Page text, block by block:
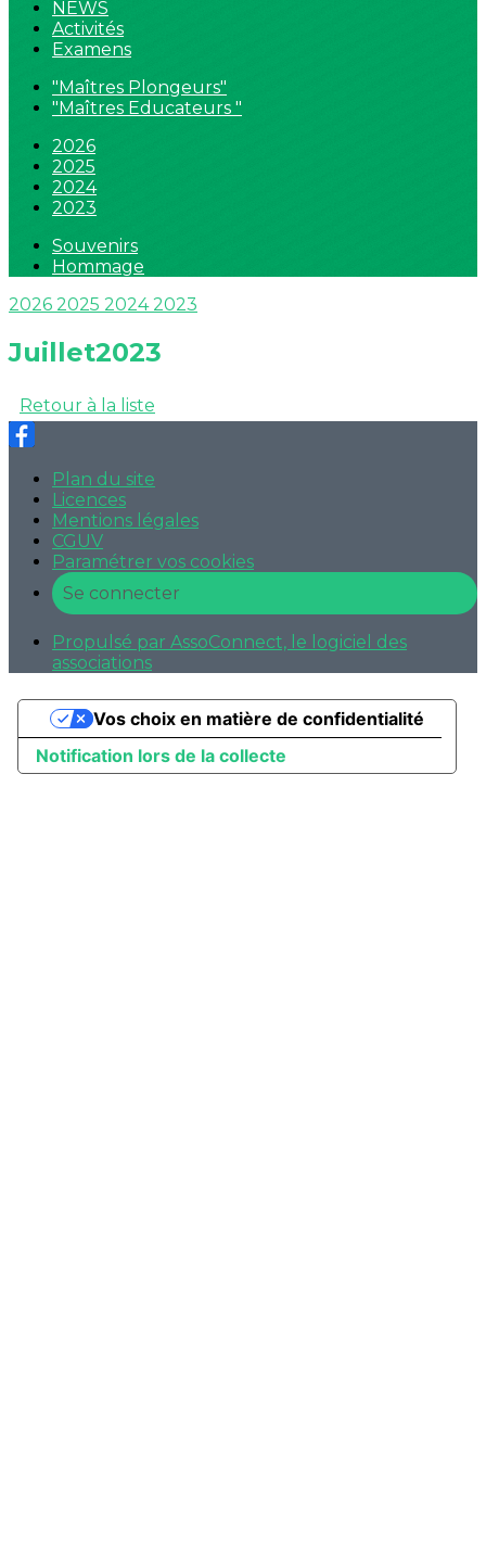
NEWS
Activités
Examens
"Maîtres Plongeurs"
"Maîtres Educateurs "
2026
2025
2024
2023
Souvenirs
Hommage
2026 2025 20242023
Juillet2023
Retour à la liste
Plan du site
Licences
Mentions légales
CGUV
Paramétrer vos cookies
Se connecter
Propulsé par AssoConnect, le logiciel des
associations
Notification lors de la collecte
Vos choix en matière de confidentialité